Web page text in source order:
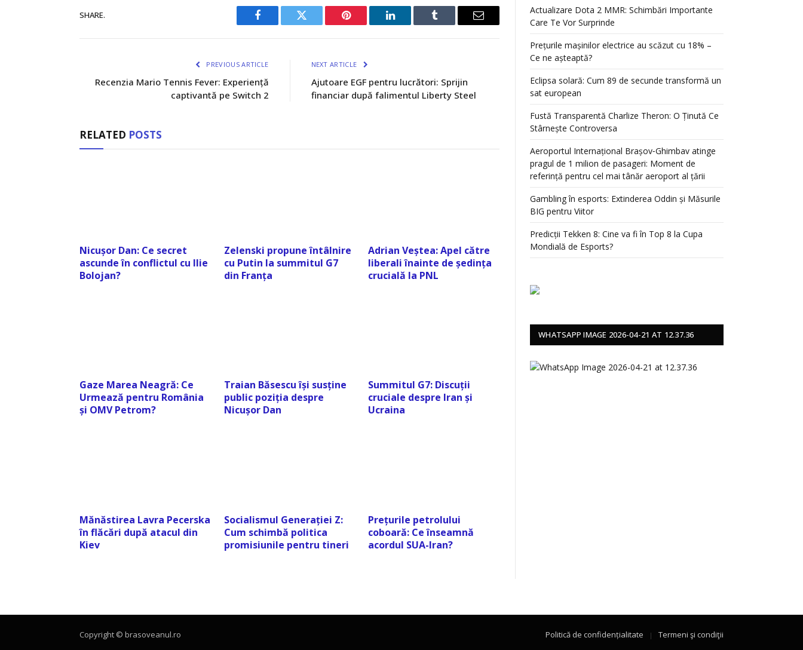
SHARE.
Facebook Twitter Pinterest LinkedIn Tumblr Email
PREVIOUS ARTICLE
Recenzia Mario Tennis Fever: Experiență
captivantă pe Switch 2
NEXT ARTICLE
Ajutoare EGF pentru lucrători: Sprijin
financiar după falimentul Liberty Steel
RELATED POSTS
Nicușor Dan: Ce secret
ascunde în conflictul cu Ilie
Bolojan?
Zelenski propune întâlnire
cu Putin la summitul G7
din Franța
Adrian Veștea: Apel către
liberali înainte de ședința
crucială la PNL
Gaze Marea Neagră: Ce
Urmează pentru România
și OMV Petrom?
Traian Băsescu își susține
public poziția despre
Nicușor Dan
Summitul G7: Discuții
cruciale despre Iran și
Ucraina
Mănăstirea Lavra Pecerska
în flăcări după atacul din
Kiev
Socialismul Generației Z:
Cum schimbă politica
promisiunile pentru tineri
Prețurile petrolului
coboară: Ce înseamnă
acordul SUA-Iran?
Actualizare Dota 2 MMR: Schimbări Importante
Care Te Vor Surprinde
Prețurile mașinilor electrice au scăzut cu 18% –
Ce ne așteaptă?
Eclipsa solară: Cum 89 de secunde transformă un
sat european
Fustă Transparentă Charlize Theron: O Ținută Ce
Stârnește Controversa
Aeroportul Internațional Brașov‑Ghimbav atinge
pragul de 1 milion de pasageri: Moment de
referință pentru cel mai tânăr aeroport al țării
Gambling în esports: Extinderea Oddin și Măsurile
BIG pentru Viitor
Predicții Tekken 8: Cine va fi în Top 8 la Cupa
Mondială de Esports?
WHATSAPP IMAGE 2026-04-21 AT 12.37.36
Copyright © brasoveanul.ro Politică de confidențialitate Termeni şi condiţii